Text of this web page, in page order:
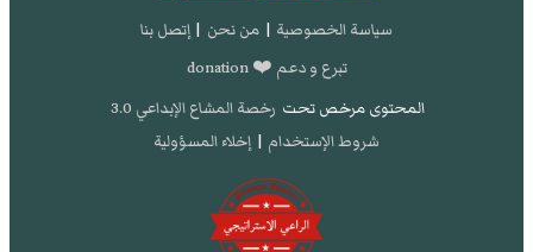
سياسة الخصوصية | من نحن | إتصل بنا
تبرع و دعم ❤️ donation
المحتوى مرخص تحت رخصة المشاع الإبداعي 3.0
شروط الإستخدام | إخلاء المسؤولية